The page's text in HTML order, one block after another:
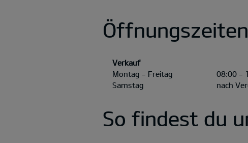
Öffnungszeiten
Verkauf
Montag - Freitag
08:00 -
Samstag
nach
So findest du